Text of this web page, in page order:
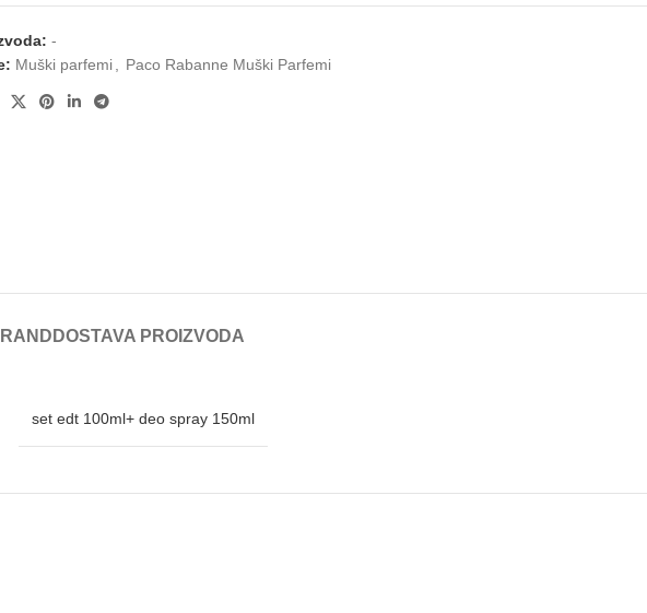
-
Muški parfemi Paco Rabanne Muški Parfemi
DOSTAVA PROIZVODA
set edt 100ml+ deo spray 150ml